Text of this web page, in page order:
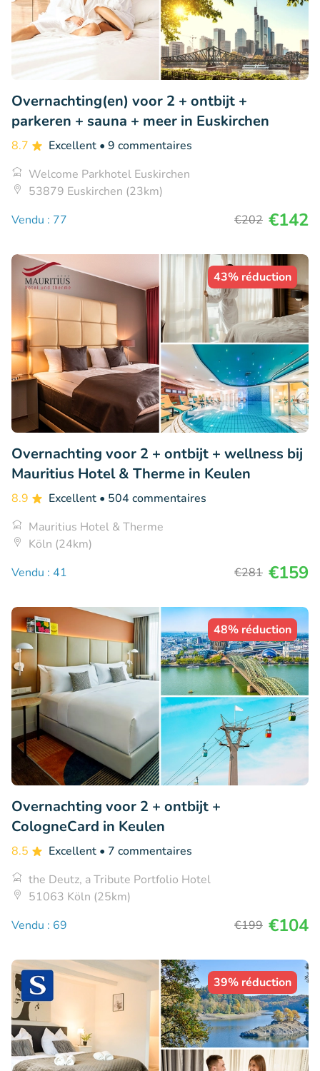
Overnachting(en) voor 2 + ontbijt +
parkeren + sauna + meer in Euskirchen
8.7 Excellent • 9 commentaires
Welcome Parkhotel Euskirchen
53879 Euskirchen (23km)
Vendu : 77
€202 €142
43% réduction
Overnachting voor 2 + ontbijt + wellness bij
Mauritius Hotel & Therme in Keulen
8.9 Excellent • 504 commentaires
Mauritius Hotel & Therme
Köln (24km)
Vendu : 41
€281 €159
48% réduction
Overnachting voor 2 + ontbijt +
CologneCard in Keulen
8.5 Excellent • 7 commentaires
the Deutz, a Tribute Portfolio Hotel
51063 Köln (25km)
Vendu : 69
€199 €104
39% réduction